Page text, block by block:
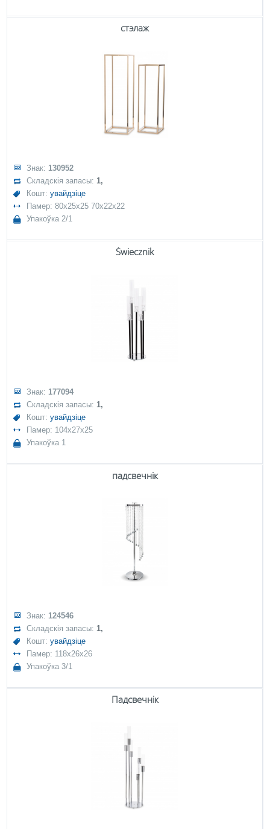
стэлаж
Знак: 130952
Складскія запасы:1,
Кошт:увайдзіце
Памер: 80x25x25 70x22x22
Упакоўка 2/1
Świecznik
Знак: 177094
Складскія запасы:1,
Кошт:увайдзіце
Памер: 104x27x25
Упакоўка 1
падсвечнік
Знак: 124546
Складскія запасы:1,
Кошт:увайдзіце
Памер: 118x26x26
Упакоўка 3/1
Падсвечнік